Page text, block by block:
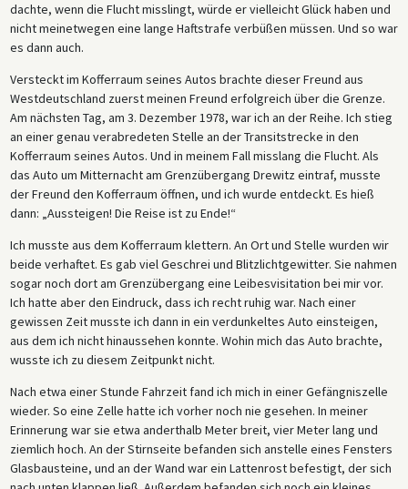
dachte, wenn die Flucht misslingt, würde er vielleicht Glück haben und
nicht meinetwegen eine lange Haftstrafe verbüßen müssen. Und so war
es dann auch.
Versteckt im Kofferraum seines Autos brachte dieser Freund aus
Westdeutschland zuerst meinen Freund erfolgreich über die Grenze.
Am nächsten Tag, am 3. Dezember 1978, war ich an der Reihe. Ich stieg
an einer genau verabredeten Stelle an der Transitstrecke in den
Kofferraum seines Autos. Und in meinem Fall misslang die Flucht. Als
das Auto um Mitternacht am Grenzübergang Drewitz eintraf, musste
der Freund den Kofferraum öffnen, und ich wurde entdeckt. Es hieß
dann: „Aussteigen! Die Reise ist zu Ende!“
Ich musste aus dem Kofferraum klettern. An Ort und Stelle wurden wir
beide verhaftet. Es gab viel Geschrei und Blitzlichtgewitter. Sie nahmen
sogar noch dort am Grenzübergang eine Leibesvisitation bei mir vor.
Ich hatte aber den Eindruck, dass ich recht ruhig war. Nach einer
gewissen Zeit musste ich dann in ein verdunkeltes Auto einsteigen,
aus dem ich nicht hinaussehen konnte. Wohin mich das Auto brachte,
wusste ich zu diesem Zeitpunkt nicht.
Nach etwa einer Stunde Fahrzeit fand ich mich in einer Gefängniszelle
wieder. So eine Zelle hatte ich vorher noch nie gesehen. In meiner
Erinnerung war sie etwa anderthalb Meter breit, vier Meter lang und
ziemlich hoch. An der Stirnseite befanden sich anstelle eines Fensters
Glasbausteine, und an der Wand war ein Lattenrost befestigt, der sich